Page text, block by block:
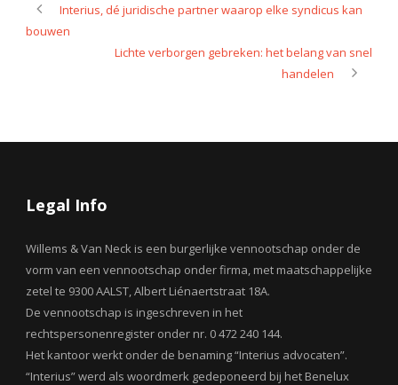
Interius, dé juridische partner waarop elke syndicus kan
bouwen
Lichte verborgen gebreken: het belang van snel
handelen
Legal Info
Willems & Van Neck is een burgerlijke vennootschap onder de
vorm van een vennootschap onder firma, met maatschappelijke
zetel te 9300 AALST, Albert Liénaertstraat 18A.
De vennootschap is ingeschreven in het
rechtspersonenregister onder nr. 0 472 240 144.
Het kantoor werkt onder de benaming “Interius advocaten”.
“Interius” werd als woordmerk gedeponeerd bij het Benelux